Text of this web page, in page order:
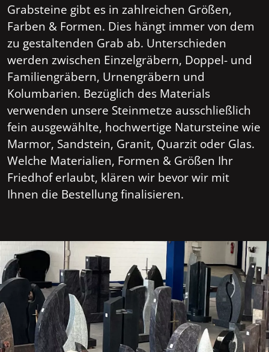
Grabsteine gibt es in zahlreichen Größen,
Farben & Formen. Dies hängt immer von dem
zu gestaltenden Grab ab. Unterschieden
werden zwischen Einzelgräbern, Doppel- und
Familiengräbern, Urnengräbern und
Kolumbarien. Bezüglich des Materials
verwenden unsere Steinmetze ausschließlich
fein ausgewählte, hochwertige Natursteine wie
Marmor, Sandstein, Granit, Quarzit oder Glas.
Welche Materialien, Formen & Größen Ihr
Friedhof erlaubt, klären wir bevor wir mit
Ihnen die Bestellung finalisieren.